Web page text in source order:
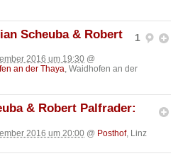
1
Scheuba & Robert
2016 um 19:30 @
an der Thaya, Waidhofen an der
& Robert Palfrader:
2016 um 20:00 @ Posthof, Linz